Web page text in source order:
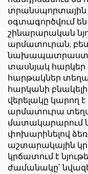
տրանսպորտային
օգտագործվում
շինարարական
արմատուրան,
տասնյակ
հարթակներ
հարկանի
վերելակը կարող
արմատուրա
մատակարարում
փոխարինելով
աշտարակային
կրճատում է
ժամանակը՝